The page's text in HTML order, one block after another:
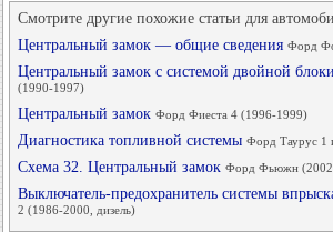
Смотрите другие похожие статьи для
Центральный замок — общие сведения Форд
Центральный замок с системой двойной
(1990-1997)
Центральный замок Форд Фиеста 4 (1996-1999)
Диагностика топливной системы Форд Таурус 1
Схема 32. Центральный замок Форд Фьюжн
Выключатель-предохранитель системы
2 (1986-2000, дизель)